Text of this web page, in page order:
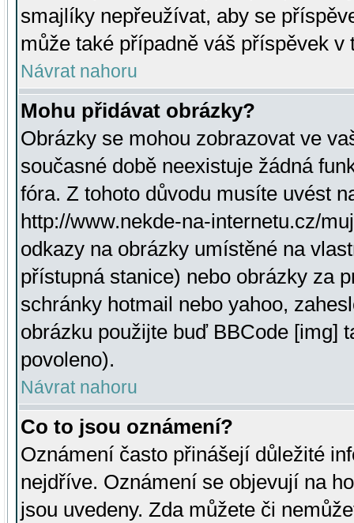
smajlíky nepřeužívat, aby se
může také případně váš příspěvek v
Návrat nahoru
Mohu přidávat obrázky?
Obrázky se mohou zobrazovat ve
současné době neexistuje žádná
fóra. Z tohoto důvodu musíte uvést
http://www.nekde-na-internetu.cz/
odkazy na obrázky umístěné na
přístupná stanice) nebo obrázky za
schránky hotmail nebo yahoo,
obrázku použijte buď BBCode [img]
povoleno).
Návrat nahoru
Co to jsou oznámení?
Oznámení často přinášejí důležité
nejdříve. Oznámení se objevují na
jsou uvedeny. Zda můžete či